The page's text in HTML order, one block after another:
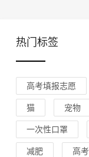
热门标签
高考填报志愿
猫 宠物
一次性口罩
减肥 高考